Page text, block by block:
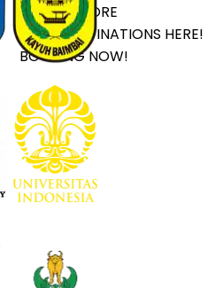
LET’S EXPLORE
YOUR DESTINATIONS HERE!
BOOKING NOW!